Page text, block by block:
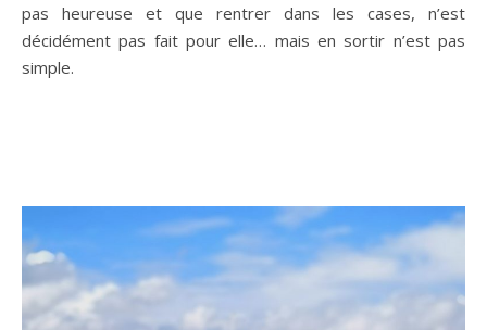
pas heureuse et que rentrer dans les cases, n’est
décidément pas fait pour elle… mais en sortir n’est pas
simple.